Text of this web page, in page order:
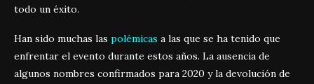
todo un éxito.
Han sido muchas las polémicas a las que se ha tenido que
enfrentar el evento durante estos años. La ausencia de
algunos nombres confirmados para 2020 y la devolución de